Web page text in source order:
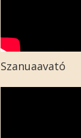
Szanuaavató